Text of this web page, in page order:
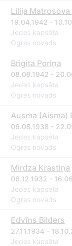
Lilija Matrosova
19.04.1942 -
Jedes kapsēta
Ogres novads
Brigita Poriņa
08.08.1942 -
Jedes kapsēta
Ogres novads
Ausma (Aisma)
06.08.1938 -
Jedes kapsēta
Ogres novads
Mirdza Krastiņa
06.12.1932 -
Jedes kapsēta
Ogres novads
Edvīns Bilders
27.11.1934 -
Jedes kapsēta